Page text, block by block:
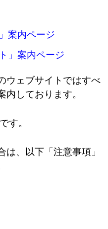
案内ページ
」案内ページ
ウェブサイトではすべ
しております。
す。
は、以下「注意事項」